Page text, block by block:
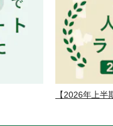
【2026年上